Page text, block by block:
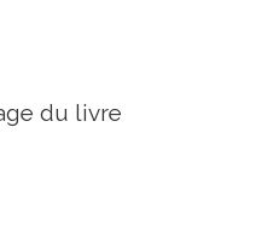
du livre